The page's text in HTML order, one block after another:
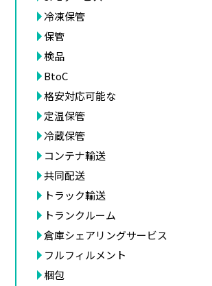
冷凍保管
保管
検品
BtoC
格安対応可能な
定温保管
冷蔵保管
コンテナ輸送
共同配送
トラック輸送
トランクルーム
倉庫シェアリングサービス
フルフィルメント
梱包